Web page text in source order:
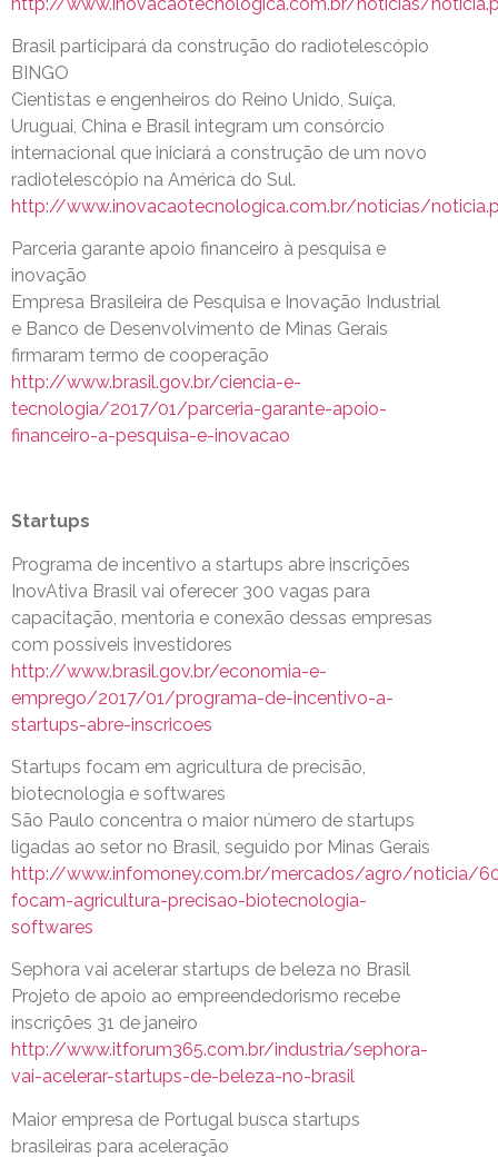
Brasil participará da construção do radiotelescópio
BINGO
Cientistas e engenheiros do Reino Unido, Suíça,
Uruguai, China e Brasil integram um consórcio
internacional que iniciará a construção de um novo
radiotelescópio na América do Sul.
http://www.inovacaotecnologica.com.br/noticias/
Parceria garante apoio financeiro à pesquisa e
inovação
Empresa Brasileira de Pesquisa e Inovação Industrial
e Banco de Desenvolvimento de Minas Gerais
firmaram termo de cooperação
http://www.brasil.gov.br/ciencia-e-
tecnologia/2017/01/parceria-garante-apoio-
financeiro-a-pesquisa-e-inovacao
Startups
Programa de incentivo a startups abre inscrições
InovAtiva Brasil vai oferecer 300 vagas para
capacitação, mentoria e conexão dessas empresas
com possíveis investidores
http://www.brasil.gov.br/economia-e-
emprego/2017/01/programa-de-incentivo-a-
startups-abre-inscricoes
Startups focam em agricultura de precisão,
biotecnologia e softwares
São Paulo concentra o maior número de startups
ligadas ao setor no Brasil, seguido por Minas Gerais
http://www.infomoney.com.br/mercados/agro/noticia/
focam-agricultura-precisao-biotecnologia-
softwares
Sephora vai acelerar startups de beleza no Brasil
Projeto de apoio ao empreendedorismo recebe
inscrições 31 de janeiro
http://www.itforum365.com.br/industria/sephora-
vai-acelerar-startups-de-beleza-no-brasil
Maior empresa de Portugal busca startups
brasileiras para aceleração